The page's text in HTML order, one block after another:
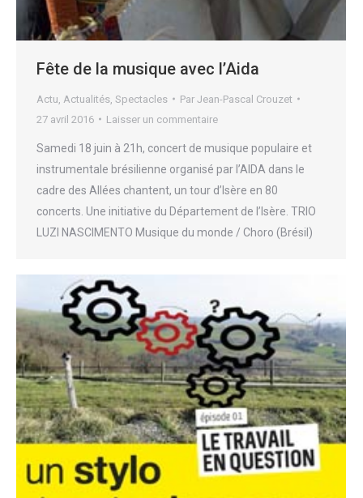
Fête de la musique avec l’Aida
Actu Actualités Spectacles Par Jean-Pascal Crouzet
27 avril 2016
Laisser un commentaire
Samedi 18 juin à 21h, concert de musique populaire et
instrumentale brésilienne organisé par l’AIDA dans le
cadre des Allées chantent, un tour d’Isère en 80
concerts. Une initiative du Département de l’Isère. TRIO
LUZI NASCIMENTO Musique du monde / Choro (Brésil)